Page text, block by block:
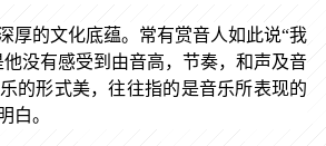
厚的文化底蕴。常有赏音人如此说“我
他没有感受到由音高，节奏，和声及音
的形式美，往往指的是音乐所表现的
白。